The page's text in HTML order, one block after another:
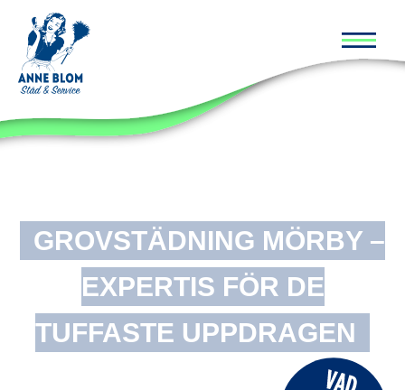
GROVSTÄDNING MÖRBY –
EXPERTIS FÖR DE
TUFFASTE UPPDRAGEN